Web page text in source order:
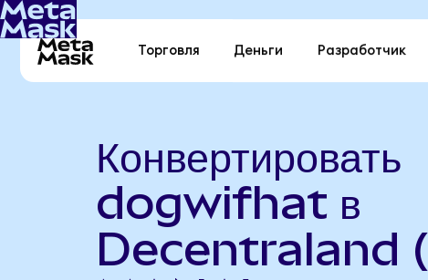
Торговля Деньги Разработчик
Конвертировать
dogwifhat в
Decentraland